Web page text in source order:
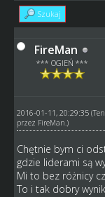
Szukaj
FireMan
*** OGIEŃ ***
2016-01-11, 20:29:35
przez FireMan.)
Chętnie bym ci
gdzie liderami są
Mi to bez różnicy
To i tak dobry wynik